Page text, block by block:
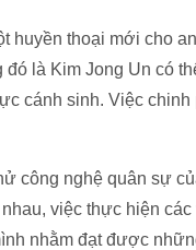
huyền thoại mới cho
là Kim Jong Un có
cánh sinh. Việc
công nghệ quân sự
việc thực hiện
nhằm đạt được